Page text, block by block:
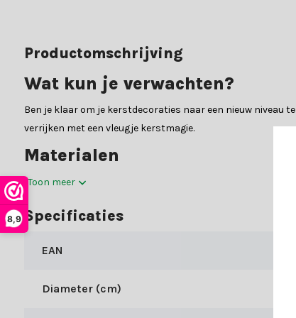
8,9
Productomschrijving
Wat kun je verwachten?
Ben je klaar om je kerstdecoraties naar een nieuw niveau
verrijken met een vleugje kerstmagie.
Materialen
In de gedetailleerde specificatietabel vind je alle
Waarom kiezen voor
Kerstland.nl is jouw bestemming voor alles wat met kerst
straalt, wij hebben de mooiste items om jouw kerst te
kerstdecoratie eenvoudig.
Toon meer
Specificaties
EAN
Diameter (cm)